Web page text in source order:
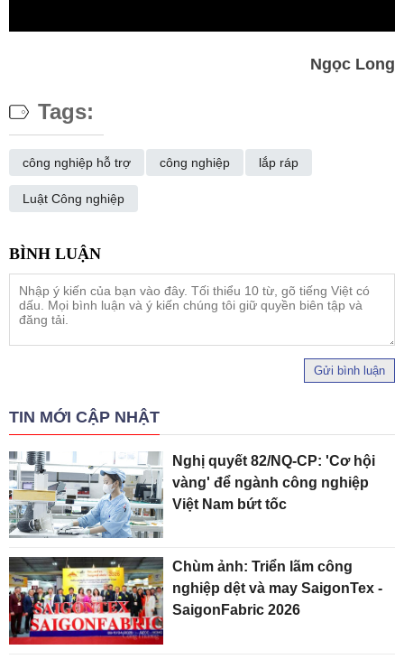
Ngọc Long
Tags:
công nghiệp hỗ trợ công nghiệp lắp ráp
Luật Công nghiệp
Gửi bình luận
TIN MỚI CẬP NHẬT
Nghị quyết 82/NQ-CP: 'Cơ hội
vàng' để ngành công nghiệp
Việt Nam bứt tốc
Chùm ảnh: Triển lãm công
nghiệp dệt và may SaigonTex -
SaigonFabric 2026